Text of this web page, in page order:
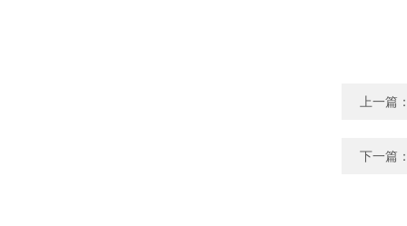
上一篇
下一篇